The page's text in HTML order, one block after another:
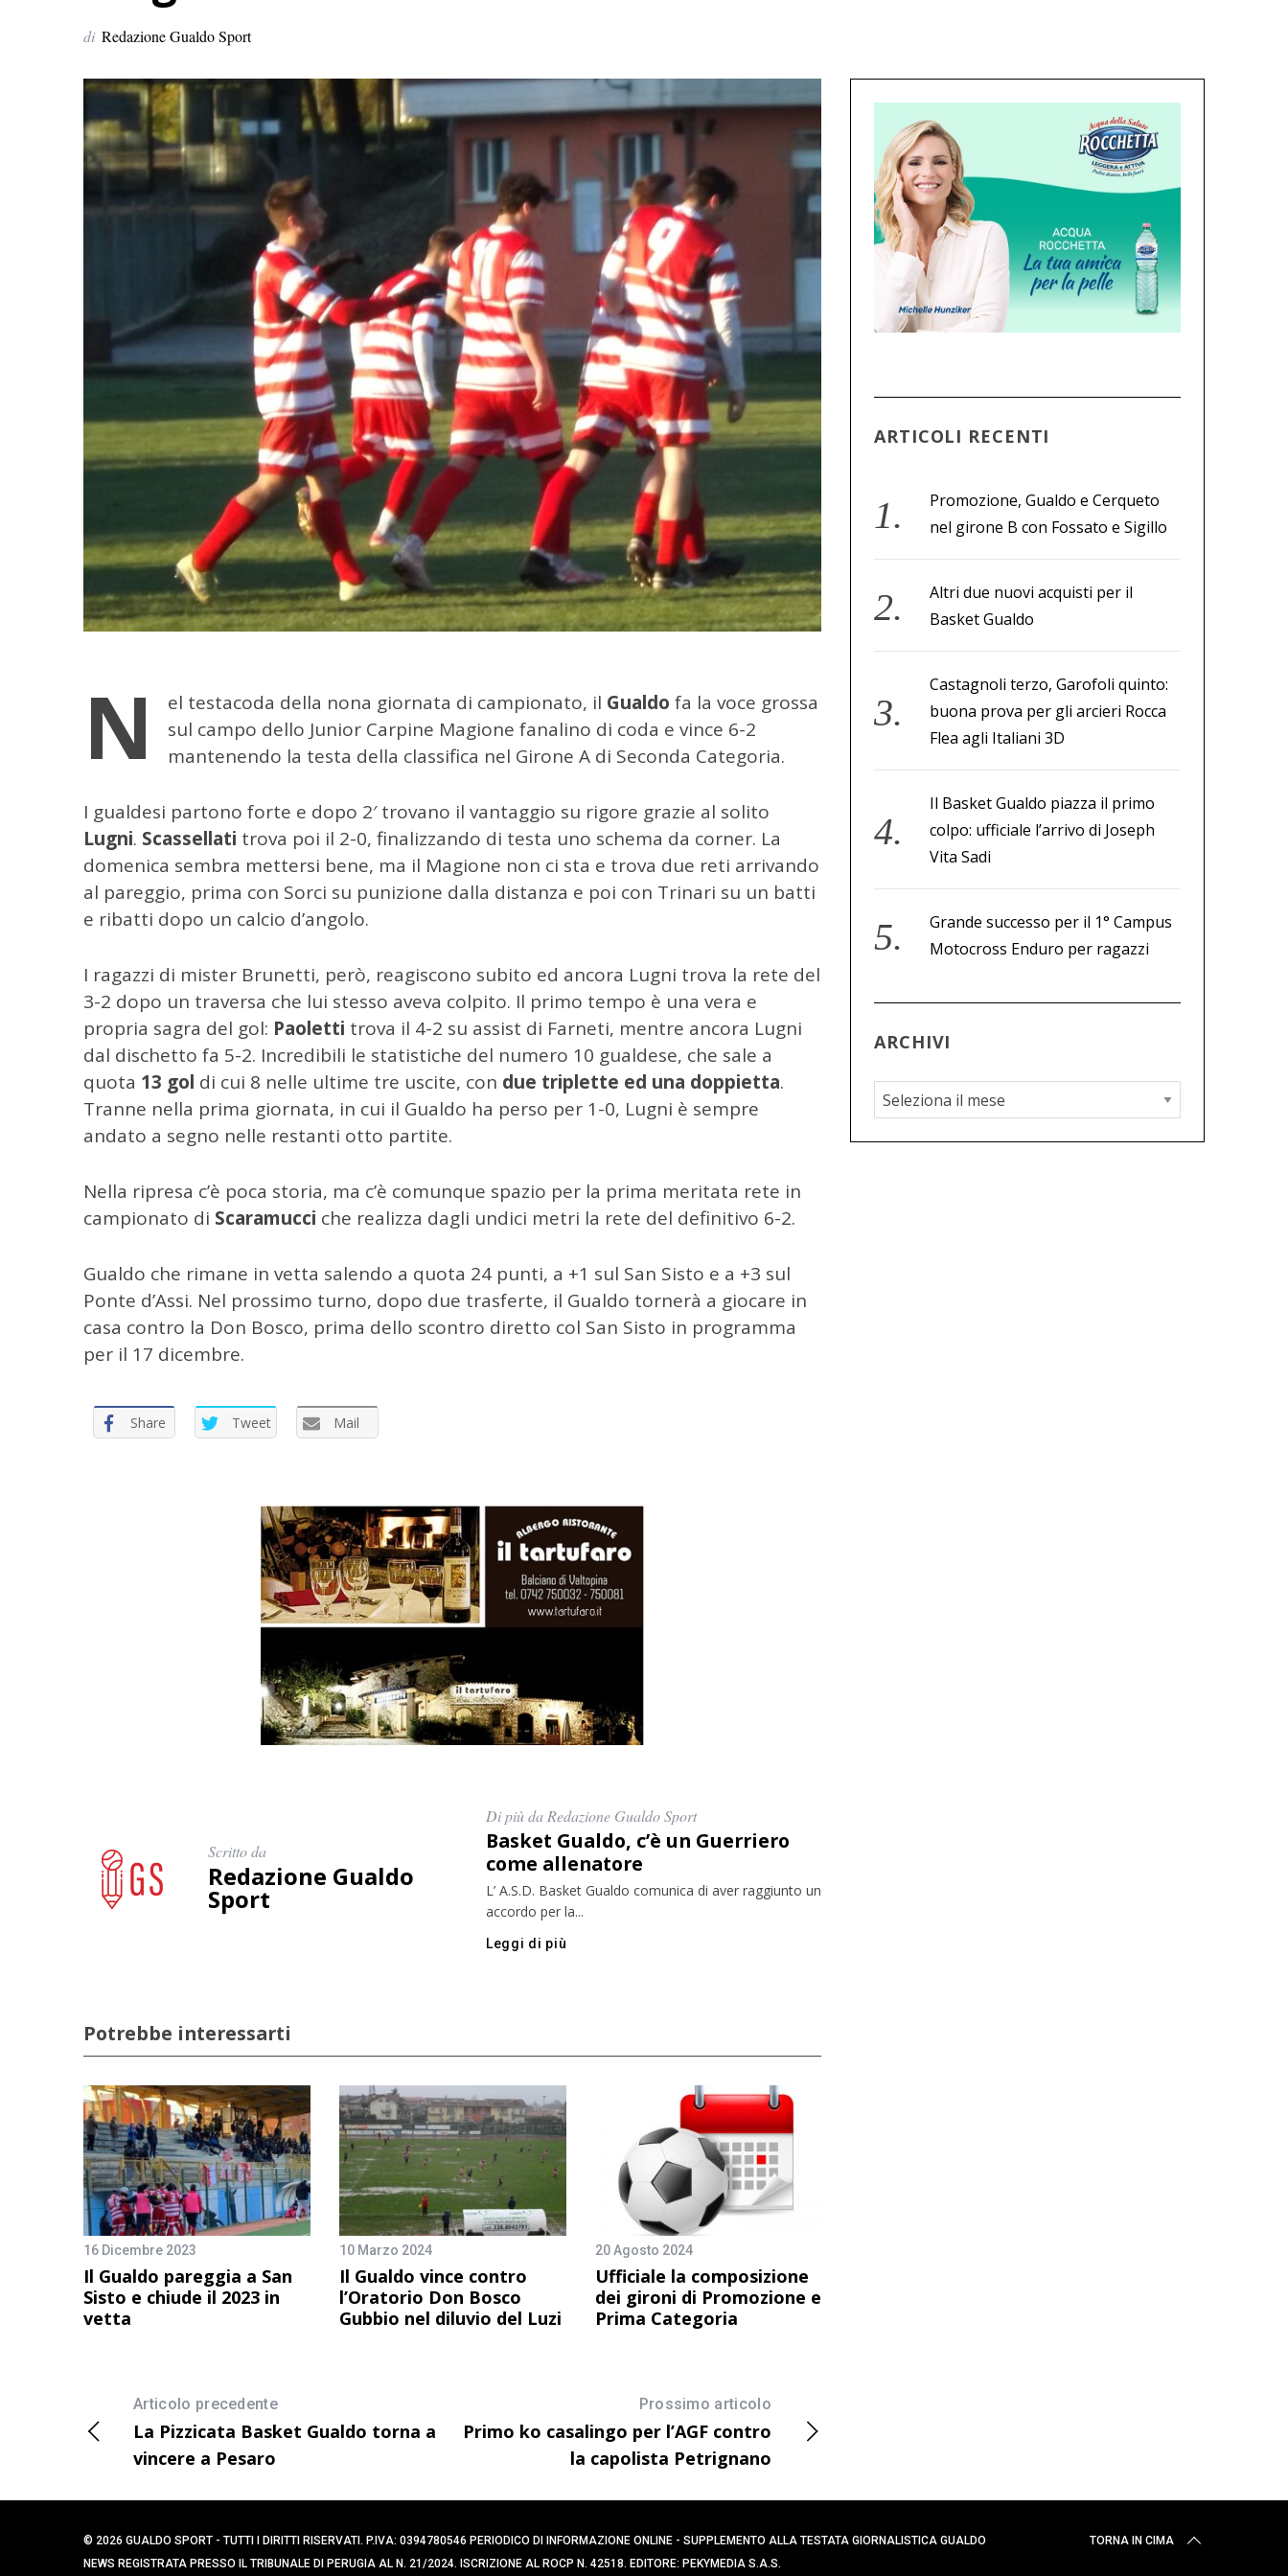
di Redazione Gualdo Sport
N el testacoda della nona giornata di campionato, il Gualdo fa la voce grossa
sul campo dello Junior Carpine Magione fanalino di coda e vince 6-2
mantenendo la testa della classifica nel Girone A di Seconda Categoria.
I gualdesi partono forte e dopo 2′ trovano il vantaggio su rigore grazie al solito
Lugni. Scassellati trova poi il 2-0, finalizzando di testa uno schema da corner. La
domenica sembra mettersi bene, ma il Magione non ci sta e trova due reti arrivando
al pareggio, prima con Sorci su punizione dalla distanza e poi con Trinari su un batti
e ribatti dopo un calcio d’angolo.
I ragazzi di mister Brunetti, però, reagiscono subito ed ancora Lugni trova la rete del
3-2 dopo un traversa che lui stesso aveva colpito. Il primo tempo è una vera e
propria sagra del gol: Paoletti trova il 4-2 su assist di Farneti, mentre ancora Lugni
dal dischetto fa 5-2. Incredibili le statistiche del numero 10 gualdese, che sale a
quota 13 gol di cui 8 nelle ultime tre uscite, con due triplette ed una doppietta.
Tranne nella prima giornata, in cui il Gualdo ha perso per 1-0, Lugni è sempre
andato a segno nelle restanti otto partite.
Nella ripresa c’è poca storia, ma c’è comunque spazio per la prima meritata rete in
campionato di Scaramucci che realizza dagli undici metri la rete del definitivo 6-2.
Gualdo che rimane in vetta salendo a quota 24 punti, a +1 sul San Sisto e a +3 sul
Ponte d’Assi. Nel prossimo turno, dopo due trasferte, il Gualdo tornerà a giocare in
casa contro la Don Bosco, prima dello scontro diretto col San Sisto in programma
per il 17 dicembre.
Share Tweet Mail
Scritto da
Redazione Gualdo
Sport
Di più da Redazione Gualdo Sport
Basket Gualdo, c’è un Guerriero
come allenatore
L’ A.S.D. Basket Gualdo comunica di aver raggiunto un
accordo per la...
Leggi di più
Potrebbe interessarti
16 Dicembre 2023
Il Gualdo pareggia a San
Sisto e chiude il 2023 in
vetta
10 Marzo 2024
Il Gualdo vince contro
l’Oratorio Don Bosco
Gubbio nel diluvio del Luzi
20 Agosto 2024
Ufficiale la composizione
dei gironi di Promozione e
Prima Categoria
Articolo precedente
La Pizzicata Basket Gualdo torna a
vincere a Pesaro
Prossimo articolo
Primo ko casalingo per l’AGF contro
la capolista Petrignano
ARTICOLI RECENTI
Promozione, Gualdo e Cerqueto
nel girone B con Fossato e Sigillo
Altri due nuovi acquisti per il
Basket Gualdo
Castagnoli terzo, Garofoli quinto:
buona prova per gli arcieri Rocca
Flea agli Italiani 3D
Il Basket Gualdo piazza il primo
colpo: ufficiale l’arrivo di Joseph
Vita Sadi
Grande successo per il 1° Campus
Motocross Enduro per ragazzi
ARCHIVI
A
r
c
© 2026 GUALDO SPORT - TUTTI I DIRITTI RISERVATI. P.IVA: 0394780546 PERIODICO DI INFORMAZIONE ONLINE - SUPPLEMENTO ALLA TESTATA GIORNALISTICA GUALDO
NEWS REGISTRATA PRESSO IL TRIBUNALE DI PERUGIA AL N. 21/2024. ISCRIZIONE AL ROCP N. 42518. EDITORE: PEKYMEDIA S.A.S.
TORNA IN CIMA
e
r
c
e
r
: